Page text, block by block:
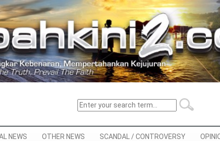
NEWS OTHER NEWS SCANDAL / CONTROVERSY